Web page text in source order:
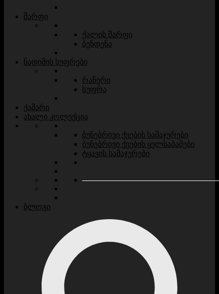
შარფი
ქალის შარფი
ბენდენა
ნადიმის სუფრები
რანერი
სუფრა
ქამარი
ახალი კოლექცია
ბუნებრივი ქვების სამაჯურები
ბუნებრივი ქვების ყელსაბამები
ტყავის სამაჯურები
ბლოგი